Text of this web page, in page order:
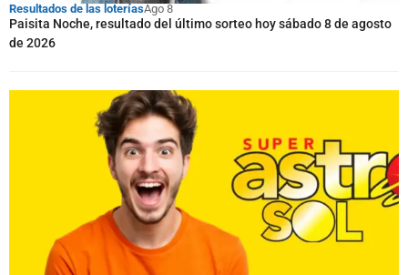
Resultados de las loteríasAgo 8
Paisita Noche, resultado del último sorteo hoy sábado 8 de agosto
de 2026